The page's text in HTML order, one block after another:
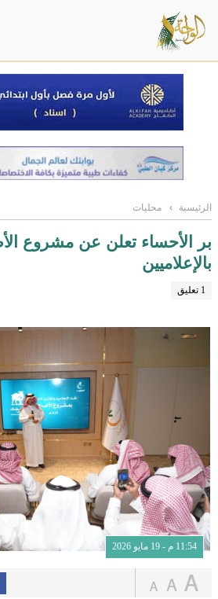
الرئيسية › محليات
بر الأحساء تعلن عن مشروع
بالإعلاميين
1 تعليق
11:54 م - 19 مايو 2026